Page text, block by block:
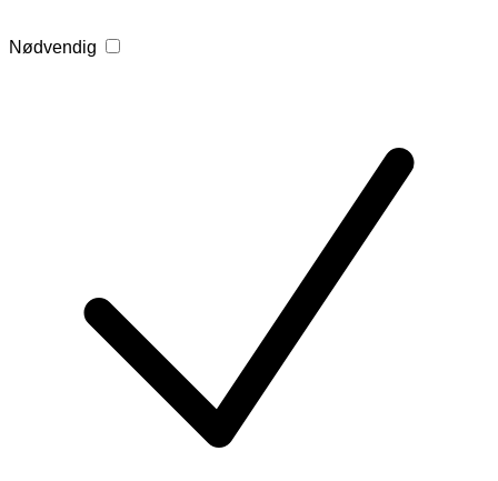
Nødvendig